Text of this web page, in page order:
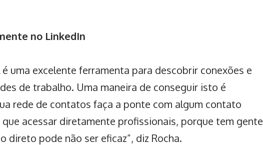
no LinkedIn
uma excelente ferramenta para descobrir conexões e
de trabalho. Uma maneira de conseguir isto é
rede de contatos faça a ponte com algum contato
acessar diretamente profissionais, porque tem gente
direto pode não ser eficaz”, diz Rocha.